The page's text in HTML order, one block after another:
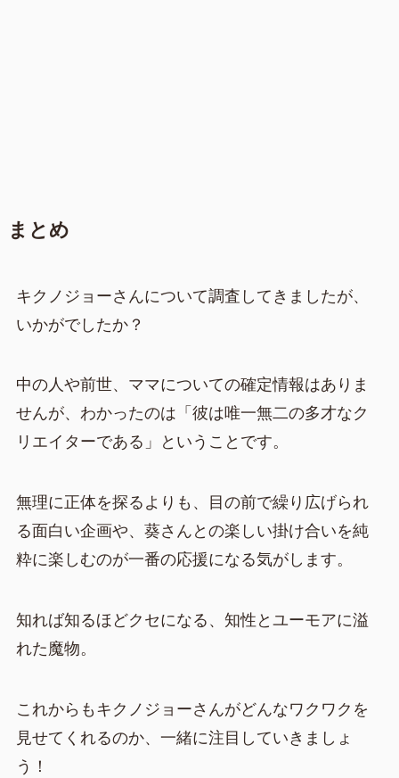
まとめ
キクノジョーさんについて調査してきましたが、
いかがでしたか？
中の人や前世、ママについての確定情報はありま
せんが、わかったのは「彼は唯一無二の多才なク
リエイターである」ということです。
無理に正体を探るよりも、目の前で繰り広げられ
る面白い企画や、葵さんとの楽しい掛け合いを純
粋に楽しむのが一番の応援になる気がします。
知れば知るほどクセになる、知性とユーモアに溢
れた魔物。
これからもキクノジョーさんがどんなワクワクを
見せてくれるのか、一緒に注目していきましょ
う！